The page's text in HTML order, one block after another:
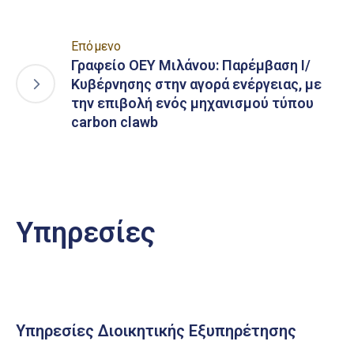
Επόμενο
Γραφείο ΟΕΥ Μιλάνου: Παρέμβαση Ι/
Κυβέρνησης στην αγορά ενέργειας, με
την επιβολή ενός μηχανισμού τύπου
carbon clawb
Υπηρεσίες
Υπηρεσίες Διοικητικής Εξυπηρέτησης